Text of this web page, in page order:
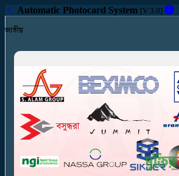
Automatic Photocard System [V 3.0]
জাতীয়